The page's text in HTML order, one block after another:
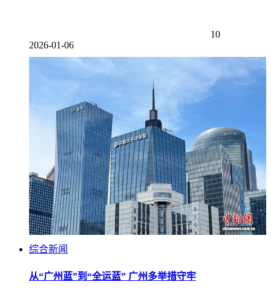
10
2026-01-06
综合新闻
从“广州蓝”到“全运蓝” 广州多举措守牢